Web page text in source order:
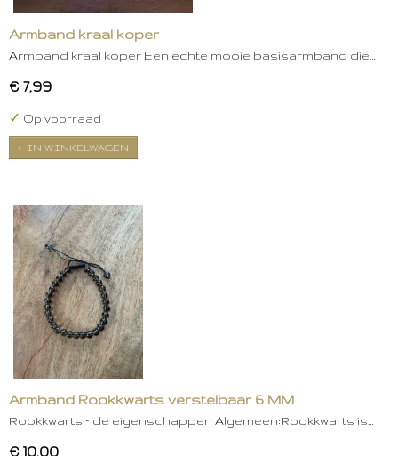
Armband kraal koper
Armband kraal koper Een echte mooie basisarmband die…
€ 7,99
✓ Op voorraad
IN WINKELWAGEN
Armband Rookkwarts verstelbaar 6 MM
Rookkwarts – de eigenschappen Algemeen:Rookkwarts is…
€ 10,00